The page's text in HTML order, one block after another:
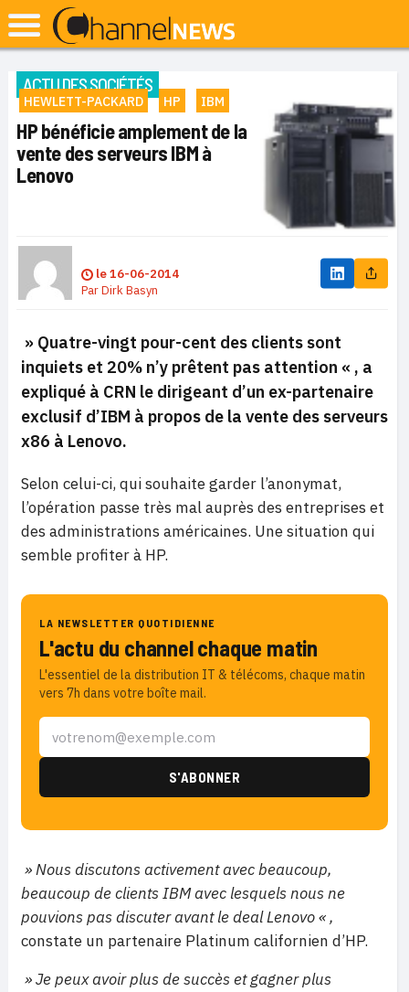
ACTU DES SOCIÉTÉS
HEWLETT-PACKARD HP IBM
HP bénéficie amplement de la
vente des serveurs IBM à
Lenovo
le16-06-2014
ParDirk Basyn
» Quatre-vingt pour-cent des clients sont
inquiets et 20% n’y prêtent pas attention « , a
expliqué à CRN le dirigeant d’un ex-partenaire
exclusif d’IBM à propos de la vente des serveurs
x86 à Lenovo.
Selon celui-ci, qui souhaite garder l’anonymat,
l’opération passe très mal auprès des entreprises et
des administrations américaines. Une situation qui
semble profiter à HP.
LA NEWSLETTER QUOTIDIENNE
L'actu du channel chaque matin
L'essentiel de la distribution IT & télécoms, chaque matin
vers 7h dans votre boîte mail.
» Nous discutons activement avec beaucoup,
beaucoup de clients IBM avec lesquels nous ne
pouvions pas discuter avant le deal Lenovo « ,
constate un partenaire Platinum californien d’HP.
» Je peux avoir plus de succès et gagner plus